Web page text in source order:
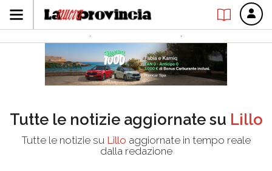
Tutte le notizie aggiornate su Lillo
Tutte le notizie su Lillo aggiornate in tempo reale
dalla redazione